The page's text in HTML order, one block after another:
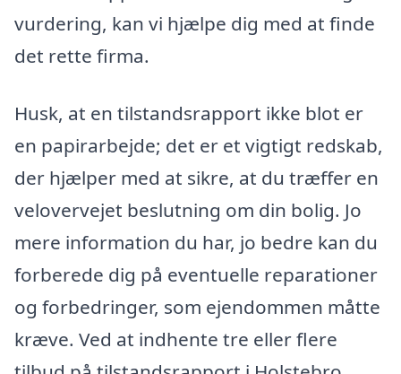
vurdering, kan vi hjælpe dig med at finde
det rette firma.
Husk, at en tilstandsrapport ikke blot er
en papirarbejde; det er et vigtigt redskab,
der hjælper med at sikre, at du træffer en
velovervejet beslutning om din bolig. Jo
mere information du har, jo bedre kan du
forberede dig på eventuelle reparationer
og forbedringer, som ejendommen måtte
kræve. Ved at indhente tre eller flere